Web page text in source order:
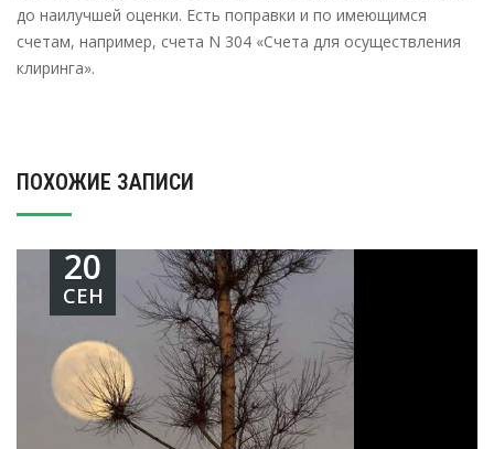
до наилучшей оценки. Есть поправки и по имеющимся
счетам, например, счета N 304 «Счета для осуществления
клиринга».
ПОХОЖИЕ ЗАПИСИ
20
СЕН